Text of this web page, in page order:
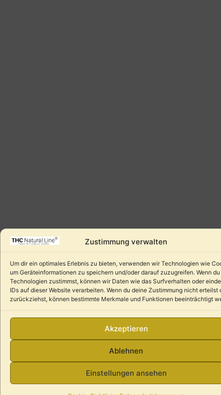
Zustimmung verwalten
Um dir ein optimales Erlebnis zu bieten, verwenden wir Technologien wie
um Geräteinformationen zu speichern und/oder darauf zuzugreifen. Wenn
Technologien zustimmst, können wir Daten wie das Surfverhalten oder
IDs auf dieser Website verarbeiten. Wenn du deine Zustimmung nicht erteilst
zurückziehst, können bestimmte Merkmale und Funktionen beeinträchtigt
Akzeptieren
Ablehnen
Einstellungen ansehen